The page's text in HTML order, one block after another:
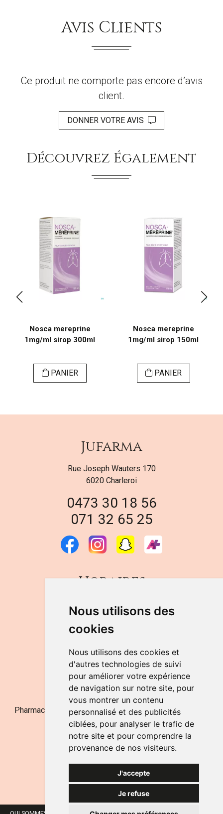
Nous utilisons des
cookies
Nous utilisons des cookies et
d'autres technologies de suivi
pour améliorer votre expérience
de navigation sur notre site, pour
vous montrer un contenu
personnalisé et des publicités
ciblées, pour analyser le trafic de
notre site et pour comprendre la
provenance de nos visiteurs.
J'accepte
Je refuse
Avis Clients
Ce produit ne comporte pas encore d’avis
client.
DONNER VOTRE AVIS
Découvrez Également
Nosca mereprine
1mg/ml sirop 300ml
PANIER
Nosca mereprine
1mg/ml sirop 150ml
PANIER
Jufarma
Rue Joseph Wauters 170
6020 Charleroi
0473 30 18 56
071 32 65 25
Horaires
DU LUNDI AU VENDREDI
de 9h à 12h30 et de 14h à 18h
LE SAMEDI
de 9h à 12h30
NOUS CONTACTER
Pharmacie Jufarma - Fatima Abachra - APB 521704 - N°
Entreprise BE0882-700-592